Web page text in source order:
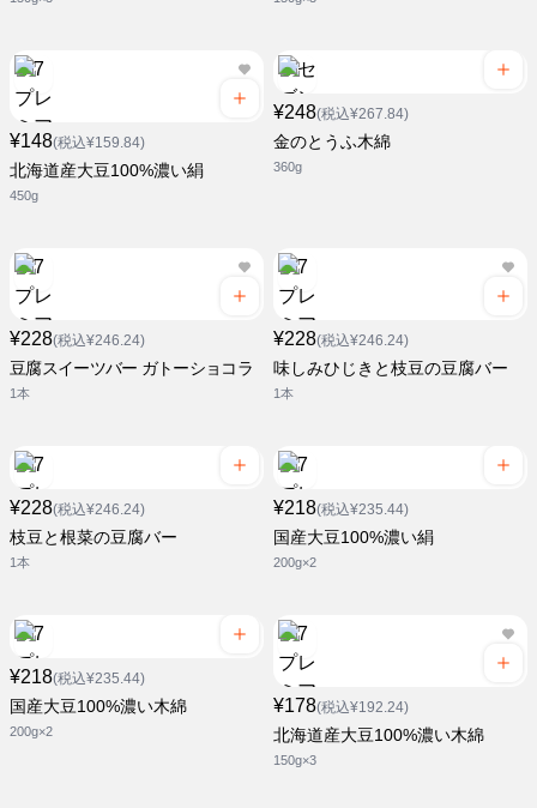
¥148(税込¥159.84)
北海道産大豆100%濃い絹
450g
¥248(税込¥267.84)
金のとうふ木綿
360g
¥228(税込¥246.24)
豆腐スイーツバー ガトーショコラ
1本
¥228(税込¥246.24)
味しみひじきと枝豆の豆腐バー
1本
¥228(税込¥246.24)
枝豆と根菜の豆腐バー
1本
¥218(税込¥235.44)
国産大豆100%濃い絹
200g×2
¥218(税込¥235.44)
国産大豆100%濃い木綿
200g×2
¥178(税込¥192.24)
北海道産大豆100%濃い木綿
150g×3